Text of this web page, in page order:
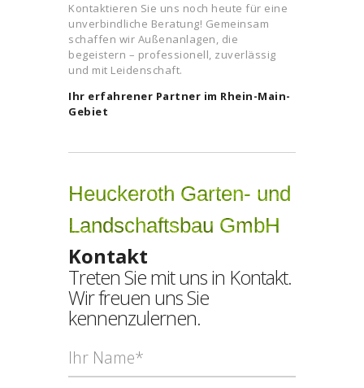
Kontaktieren Sie uns noch heute für eine
unverbindliche Beratung! Gemeinsam
schaffen wir Außenanlagen, die
begeistern – professionell, zuverlässig
und mit Leidenschaft.
Ihr erfahrener Partner im Rhein-Main-
Gebiet
Heuckeroth Garten- und
Landschaftsbau GmbH
Kontakt
Treten Sie mit uns in Kontakt.
Wir freuen uns Sie
kennenzulernen.